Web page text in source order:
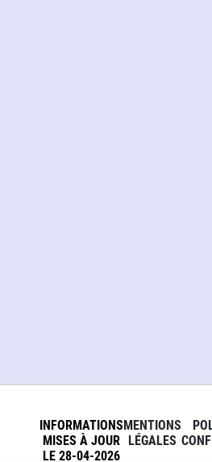
INFORMATIONS
MISES À JOUR
LE 28-04-2026
MENTIONS
LÉGALES